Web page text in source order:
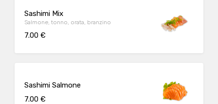
Sashimi Mix
Salmone, tonno, orata, branzino
7.00 €
Sashimi Salmone
7.00 €